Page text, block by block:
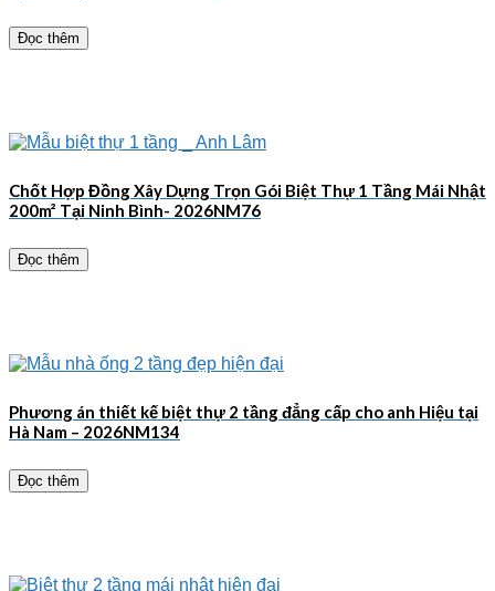
Đọc thêm
Chốt Hợp Đồng Xây Dựng Trọn Gói Biệt Thự 1 Tầng Mái Nhật
200m² Tại Ninh Bình- 2026NM76
Đọc thêm
Phương án thiết kế biệt thự 2 tầng đẳng cấp cho anh Hiệu tại
Hà Nam – 2026NM134
Đọc thêm